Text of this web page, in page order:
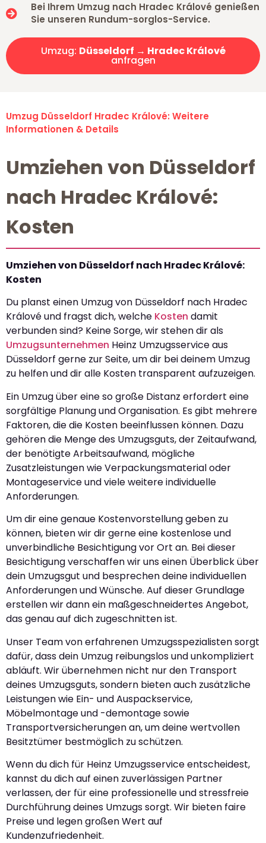
Bei Ihrem Umzug nach Hradec Králové genießen
Sie unseren Rundum-sorglos-Service.
Umzug: Düsseldorf → Hradec Králové
anfragen
Umzug Düsseldorf Hradec Králové: Weitere
Informationen & Details
Umziehen von Düsseldorf
nach Hradec Králové:
Kosten
Umziehen von Düsseldorf nach Hradec Králové:
Kosten
Du planst einen Umzug von Düsseldorf nach Hradec
Králové und fragst dich, welche Kosten damit
verbunden sind? Keine Sorge, wir stehen dir als
Umzugsunternehmen Heinz Umzugsservice aus
Düsseldorf gerne zur Seite, um dir bei deinem Umzug
zu helfen und dir alle Kosten transparent aufzuzeigen.
Ein Umzug über eine so große Distanz erfordert eine
sorgfältige Planung und Organisation. Es gibt mehrere
Faktoren, die die Kosten beeinflussen können. Dazu
gehören die Menge des Umzugsguts, der Zeitaufwand,
der benötigte Arbeitsaufwand, mögliche
Zusatzleistungen wie Verpackungsmaterial oder
Montageservice und viele weitere individuelle
Anforderungen.
Um dir eine genaue Kostenvorstellung geben zu
können, bieten wir dir gerne eine kostenlose und
unverbindliche Besichtigung vor Ort an. Bei dieser
Besichtigung verschaffen wir uns einen Überblick über
dein Umzugsgut und besprechen deine individuellen
Anforderungen und Wünsche. Auf dieser Grundlage
erstellen wir dann ein maßgeschneidertes Angebot,
das genau auf dich zugeschnitten ist.
Unser Team von erfahrenen Umzugsspezialisten sorgt
dafür, dass dein Umzug reibungslos und unkompliziert
abläuft. Wir übernehmen nicht nur den Transport
deines Umzugsguts, sondern bieten auch zusätzliche
Leistungen wie Ein- und Auspackservice,
Möbelmontage und -demontage sowie
Transportversicherungen an, um deine wertvollen
Besitztümer bestmöglich zu schützen.
Wenn du dich für Heinz Umzugsservice entscheidest,
kannst du dich auf einen zuverlässigen Partner
verlassen, der für eine professionelle und stressfreie
Durchführung deines Umzugs sorgt. Wir bieten faire
Preise und legen großen Wert auf
Kundenzufriedenheit.